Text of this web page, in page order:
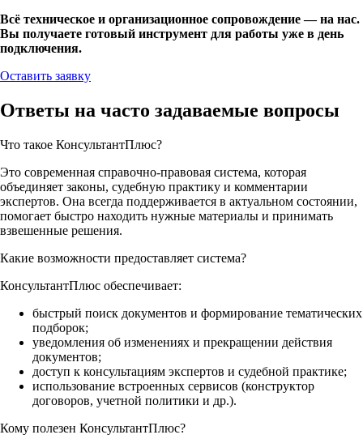
Всё техническое и организационное сопровождение — на нас.
Вы получаете готовый инструмент для работы уже в день
подключения.
Оставить заявку
Ответы на часто задаваемые вопросы
Что такое КонсультантПлюс?
Это современная справочно-правовая система, которая
объединяет законы, судебную практику и комментарии
экспертов. Она всегда поддерживается в актуальном состоянии,
помогает быстро находить нужные материалы и принимать
взвешенные решения.
Какие возможности предоставляет система?
КонсультантПлюс обеспечивает:
быстрый поиск документов и формирование тематических
подборок;
уведомления об изменениях и прекращении действия
документов;
доступ к консультациям экспертов и судебной практике;
использование встроенных сервисов (конструктор
договоров, учетной политики и др.).
Кому полезен КонсультантПлюс?